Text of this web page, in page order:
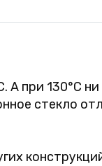
А при 130°С
стекло